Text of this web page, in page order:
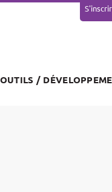
OUTILS /